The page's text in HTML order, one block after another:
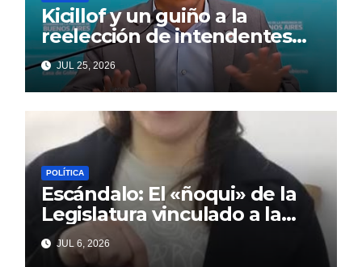
Kicillof y un guiño a la
reelección de intendentes
que Cagliardi espera ansioso
JUL 25, 2026
POLÍTICA
Escándalo: El «ñoqui» de la
Legislatura vinculado a la
concejal libertaria no quiere
soltar al «ESTADO»
JUL 6, 2026